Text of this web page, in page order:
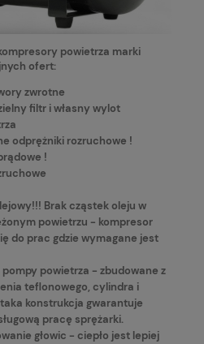
powietrza marki
ofert:
zwrotne
filtr i własny wylot
odprężniki rozruchowe !
!
Brak cząstek oleju w
powietrzu - kompresor
do prac gdzie wymagane jest
powietrza - zbudowane z
teflonowego, cylindra i
konstrukcja gwarantuje
pracę sprężarki.
głowic - ciepło jest lepiej